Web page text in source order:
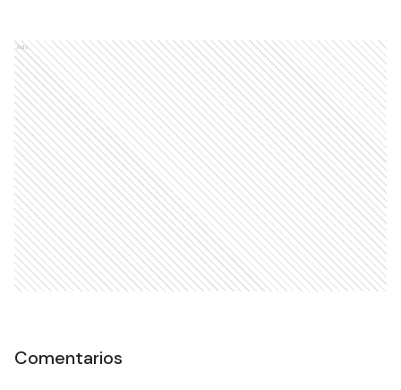
Ads
Comentarios